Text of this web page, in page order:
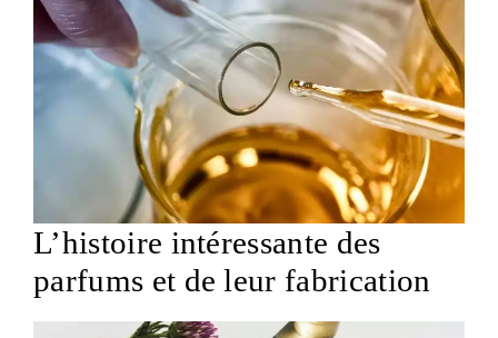
L’histoire intéressante des
parfums et de leur fabrication